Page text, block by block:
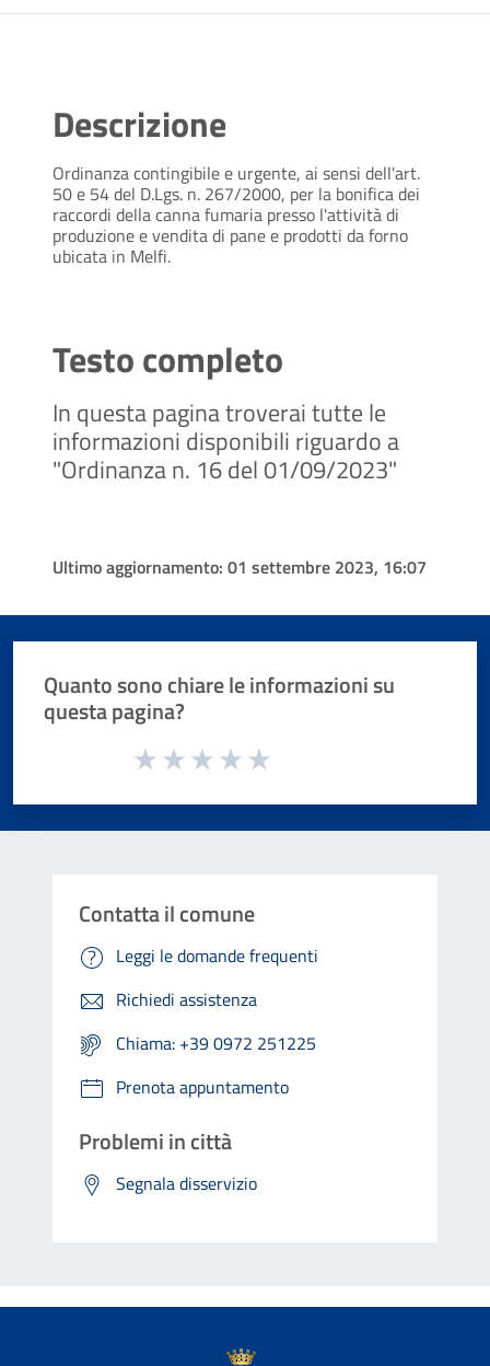
Descrizione
Ordinanza contingibile e urgente, ai sensi dell'art.
50 e 54 del D.Lgs. n. 267/2000, per la bonifica dei
raccordi della canna fumaria presso l'attività di
produzione e vendita di pane e prodotti da forno
ubicata in Melfi.
Testo completo
In questa pagina troverai tutte le
informazioni disponibili riguardo a
"Ordinanza n. 16 del 01/09/2023"
Ultimo aggiornamento: 01 settembre 2023, 16:07
Quanto sono chiare le informazioni su
questa pagina?
Valuta da 1 a 5 stelle la pagina
Contatta il comune
Leggi le domande frequenti
Richiedi assistenza
Chiama: +39 0972 251225
Prenota appuntamento
Problemi in città
Segnala disservizio